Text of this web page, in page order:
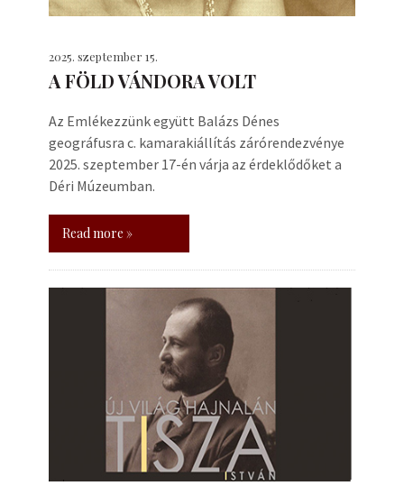
2025. szeptember 15.
A FÖLD VÁNDORA VOLT
Az Emlékezzünk együtt Balázs Dénes
geográfusra c. kamarakiállítás zárórendezvénye
2025. szeptember 17-én várja az érdeklődőket a
Déri Múzeumban.
Read more »